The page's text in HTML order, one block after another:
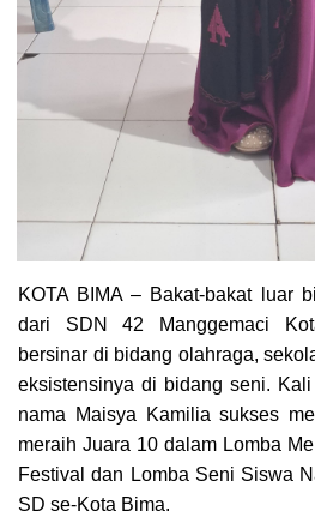
KOTA BIMA – Bakat-bakat luar
dari SDN 42 Manggemaci
bersinar di bidang olahraga,
eksistensinya di bidang seni.
nama Maisya Kamilia sukses
meraih Juara 10 dalam Lomba
Festival dan Lomba Seni Siswa
SD se-Kota Bima.